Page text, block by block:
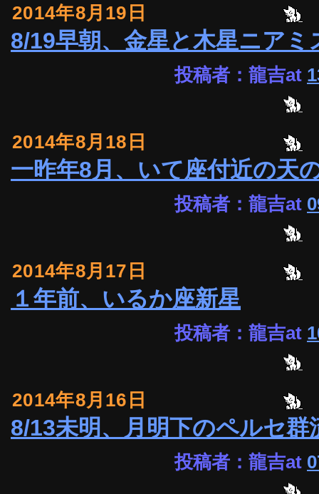
2014年8月19日
8/19早朝、金星と木星ニアミ
投稿者：龍吉at
2014年8月18日
一昨年8月、いて座付近の天
投稿者：龍吉at
2014年8月17日
１年前、いるか座新星
投稿者：龍吉at
2014年8月16日
8/13未明、月明下のペルセ群
投稿者：龍吉at